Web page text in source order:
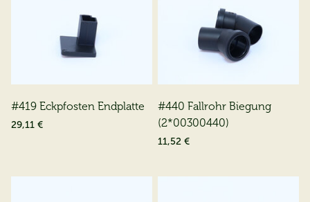
#419 Eckpfosten Endplatte
29,11 €
#440 Fallrohr Biegung
(2*00300440)
11,52 €